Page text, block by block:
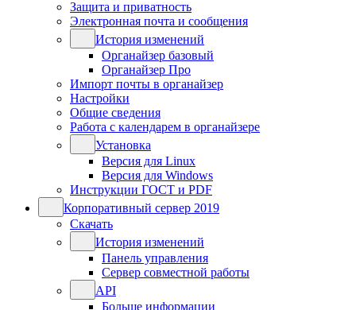
Защита и приватность
Электронная почта и сообщения
История изменений
Органайзер базовый
Органайзер Про
Импорт почты в органайзер
Настройки
Общие сведения
Работа с календарем в органайзере
Установка
Версия для Linux
Версия для Windows
Инструкции ГОСТ и PDF
Корпоративный сервер 2019
Скачать
История изменений
Панель управления
Сервер совместной работы
API
Больше информации